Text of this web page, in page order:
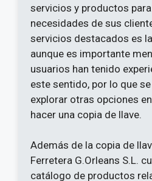
servicios y productos
necesidades de sus
servicios destacados es la
aunque es importante
usuarios han tenido
este sentido, por lo que
explorar otras opciones
hacer una copia de llave.
Además de la copia de
Ferretera G.Orleans S.L.
catálogo de productos